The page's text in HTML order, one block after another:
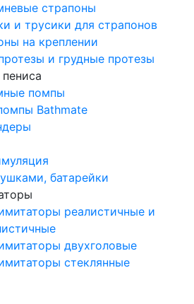
страпоны
и трусики для страпонов
на креплении
и грудные протезы
помпы
Bathmate
батарейки
реалистичные и
двухголовые
стеклянные